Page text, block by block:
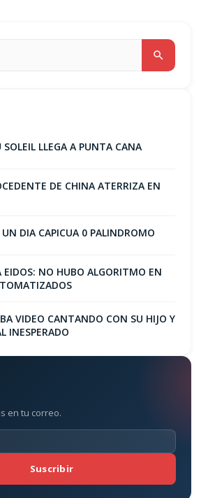
SOLEIL LLEGA A PUNTA CANA
DE CHINA ATERRIZA EN
DIA CAPICUA 0 PALINDROMO
EIDOS: NO HUBO ALGORITMO EN
VIDEO CANTANDO CON SU HIJO Y
INESPERADO
en tu correo.
Suscribir